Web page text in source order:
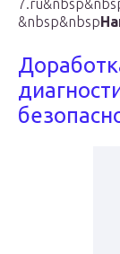
&nbsp&nbsp